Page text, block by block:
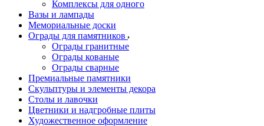
Комплексы для одного
Вазы и лампады
Мемориальные доски
Ограды для памятников
Ограды гранитные
Ограды кованые
Ограды сварные
Премиальные памятники
Скульптуры и элементы декора
Столы и лавочки
Цветники и надгробные плиты
Художественное оформление